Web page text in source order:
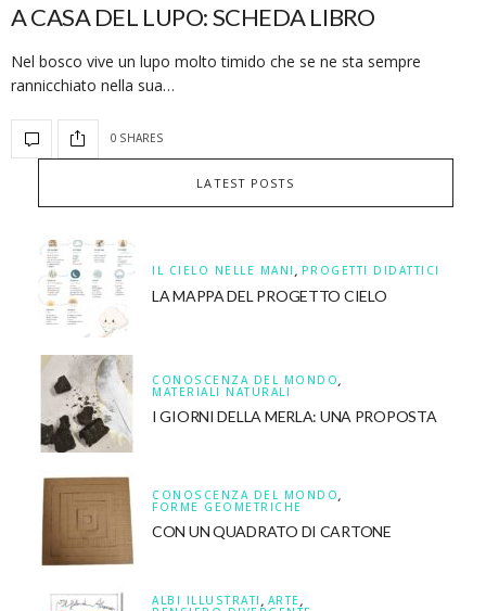
A CASA DEL LUPO: SCHEDA LIBRO
Nel bosco vive un lupo molto timido che se ne sta sempre
rannicchiato nella sua…
0 SHARES
LATEST POSTS
IL CIELO NELLE MANI , PROGETTI DIDATTICI
LA MAPPA DEL PROGETTO CIELO
CONOSCENZA DEL MONDO,
MATERIALI NATURALI
I GIORNI DELLA MERLA: UNA PROPOSTA
CONOSCENZA DEL MONDO,
FORME GEOMETRICHE
CON UN QUADRATO DI CARTONE
ALBI ILLUSTRATI , ARTE ,